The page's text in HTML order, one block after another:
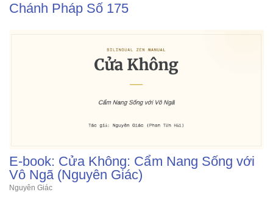
Chánh Pháp Số 175
E-book: Cửa Không: Cẩm Nang Sống với
Vô Ngã (Nguyên Giác)
Nguyên Giác